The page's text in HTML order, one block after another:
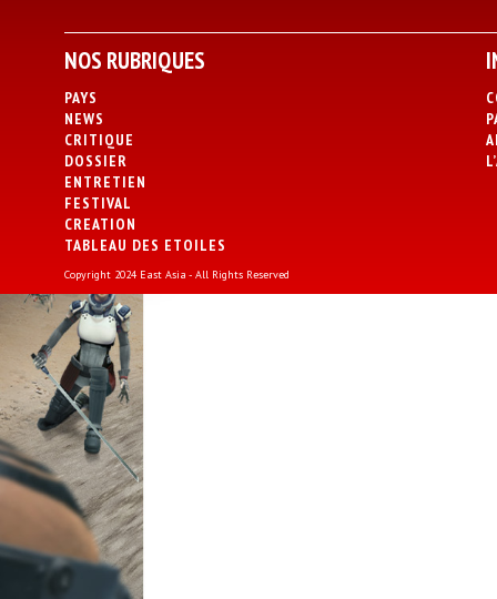
NOS RUBRIQUES
PAYS
NEWS
CRITIQUE
DOSSIER
ENTRETIEN
FESTIVAL
CREATION
TABLEAU DES ETOILES
Copyright 2024 East Asia - All Rights Reserved